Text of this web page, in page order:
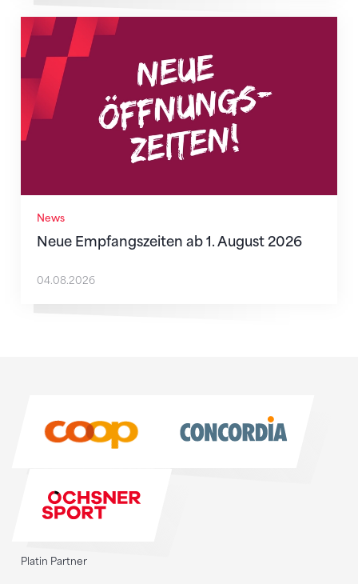
News
Neue Empfangszeiten ab 1. August 2026
Neue Empfangszeiten ab 1. August 2026
04.08.2026
Platin Partner